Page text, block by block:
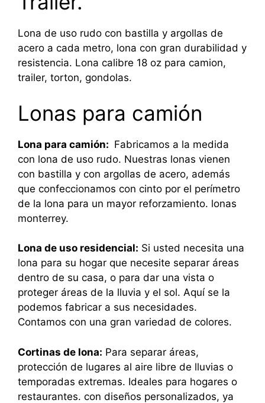
Lona de uso rudo con bastilla y argollas de
acero a cada metro, lona con gran durabilidad y
resistencia. Lona calibre 18 oz para camion,
trailer, torton, gondolas.
Lonas para camión
Lona para camión: Fabricamos a la medida
con lona de uso rudo. Nuestras lonas vienen
con bastilla y con argollas de acero, además
que confeccionamos con cinto por el perímetro
de la lona para un mayor reforzamiento. lonas
monterrey.
Lona de uso residencial: Si usted necesita una
lona para su hogar que necesite separar áreas
dentro de su casa, o para dar una vista o
proteger áreas de la lluvia y el sol. Aquí se la
podemos fabricar a sus necesidades.
Contamos con una gran variedad de colores.
Cortinas de lona: Para separar áreas,
protección de lugares al aire libre de lluvias o
temporadas extremas. Ideales para hogares o
restaurantes. con diseños personalizados, ya